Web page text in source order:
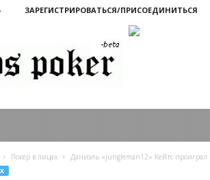
ЗАРЕГИСТРИРОВАТЬСЯ/ПРИСОЕДИНИТЬСЯ
Покер в лицах Даниэль «jungleman12» Кейтс